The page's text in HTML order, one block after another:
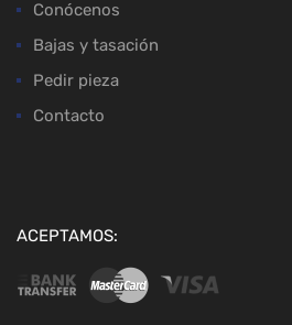
Conócenos
Bajas y tasación
Pedir pieza
Contacto
ACEPTAMOS: